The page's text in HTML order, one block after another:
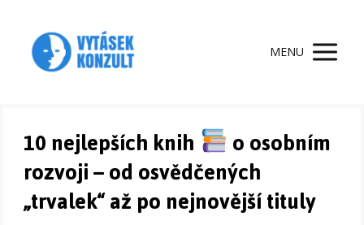
MENU
10 nejlepších knih o osobním
rozvoji – od osvědčených
„trvalek“ až po nejnovější tituly